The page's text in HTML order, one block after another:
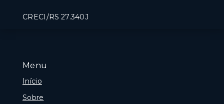
Menu
Início
Sobre
CRECI/RS 27.340J